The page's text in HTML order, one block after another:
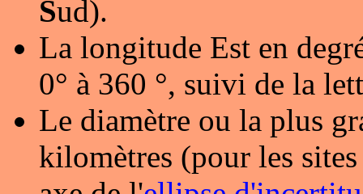
Sud).
La longitude Est en
0° à 360 °, suivi de la
Le diamètre ou la plus
kilomètres (pour les